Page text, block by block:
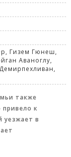
Гизем Гюнеш,
Аваноглу,
также
привело к
уезжает в